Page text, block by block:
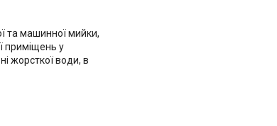
та машинної мийки,
приміщень у
жорсткої води, в